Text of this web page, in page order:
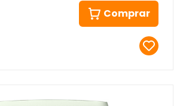
Comprar